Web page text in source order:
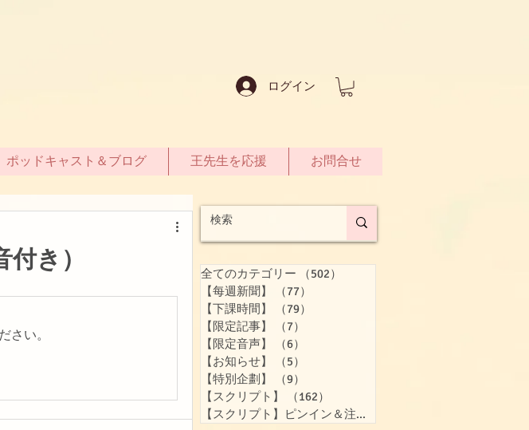
ログイン
ポッドキャスト＆ブログ 王先生を応援 お問合せ
き）
さい。
全てのカテゴリー （502）
【每週新聞】
（77）
【下課時間】
（79）
【限定記事】
（7）
【限定音声】
（6）
【お知らせ】
（5）
【特別企劃】
（9）
【スクリプト】
（162）
【スクリプト】ピンイン＆注音付き